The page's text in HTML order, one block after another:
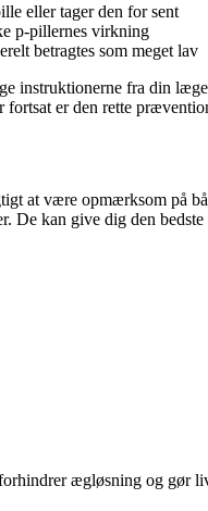
eller tager den for sent
p-pillernes virkning
betragtes som meget lav
instruktionerne fra din
er den rette
at være opmærksom på
De kan give dig den
ægløsning og